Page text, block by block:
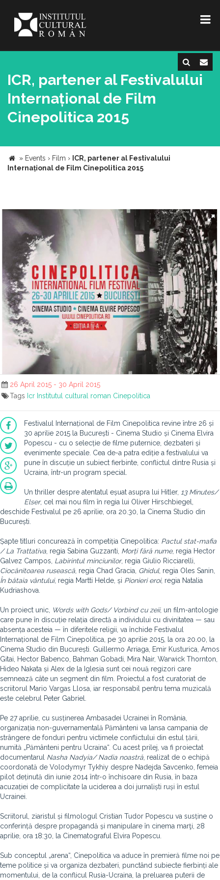
ICR, partener al Festivalului
Internațional de Film
Cinepolitica 2015
» Events › Film › ICR, partener al Festivalului
Internațional de Film Cinepolitica 2015
26 April 2015 - 30 April 2015
Tags Icr Institutul cultural roman Cinepolitica
Festivalul Internațional de Film Cinepolitica revine între 26 și
30 aprilie 2015 la București - Cinema Studio și Cinema Elvira
Popescu - cu o selecție de filme puternice, dezbateri și
evenimente speciale. Cea de-a patra ediție a festivalului va
pune în discuție un subiect fierbinte, conflictul dintre Rusia și
Ucraina, într-un program special.
Un thriller despre atentatul eșuat asupra lui Hitler, 13 Minutes/
Elser, cel mai nou film în regia lui Oliver Hirschbiegel,
deschide Festivalul pe 26 aprilie, ora 20.30, la Cinema Studio din
București.
Șapte titluri concurează în competiția Cinepolitica: Pactul stat-mafia
/ La Trattativa , regia Sabina Guzzanti, Morți fără nume, regia Hector
Galvez Campos, Labirintul minciunilor, regia Giulio Ricciarelli,
Ciocănitoarea rusească , regia Chad Gracia, Ghidul, regia Oles Sanin,
În bătaia vântului, regia Martti Helde, și Pionieri eroi, regia Natalia
Kudriashova.
Un proiect unic, Words with Gods/ Vorbind cu zeii, un film-antologie
care pune în discuție relația directă a individului cu divinitatea — sau
absența acesteia — în diferitele religii, va închide Festivalul
Internațional de Film Cinepolitica, pe 30 aprilie 2015, la ora 20.00, la
Cinema Studio din București. Guillermo Arriaga, Emir Kusturica, Amos
Gitai, Hector Babenco, Bahman Gobadi, Mira Nair, Warwick Thornton,
Hideo Nakata și Alex de la Iglesia sunt cei nouă regizori care
semnează câte un segment din film. Proiectul a fost curatoriat de
scriitorul Mario Vargas Llosa, iar responsabil pentru tema muzicală
este celebrul Peter Gabriel.
Pe 27 aprilie, cu susținerea Ambasadei Ucrainei în România,
organizația non-guvernamentală Pământeni va lansa campania de
strângere de fonduri pentru victimele conflictului din estul țării,
numită „Pământeni pentru Ucraina“. Cu acest prilej, va fi proiectat
documentarul Nasha Nadyia/ Nadia noastră , realizat de o echipă
coordonată de Volodymyr Tykhiy despre Nadejda Savcenko, femeia
pilot deținută din iunie 2014 într-o închisoare din Rusia, în baza
acuzației de complicitate la uciderea a doi jurnaliști ruși în estul
Ucrainei.
Scriitorul, ziaristul și filmologul Cristian Tudor Popescu va susține o
conferință despre propagandă și manipulare în cinema marţi, 28
aprilie, ora 18:30, la Cinematograful Elvira Popescu.
Sub conceptul „arena“, Cinepolitica va aduce în premieră filme noi pe
teme politice și va organiza dezbateri, punctând subiecte fierbinți ale
momentului, de la conflicul Rusia-Ucraina, la preluarea puterii de